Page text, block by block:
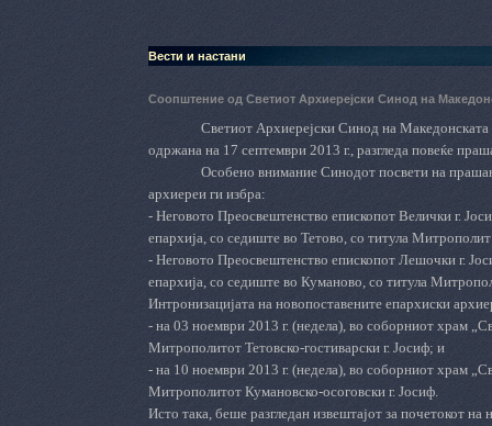
Вести и настани
Соопштение од Светиот Aрхиерејски Синод на
Светиот Aрхиерејски Синод на
одржана на 17 септември 2013 г., разгледа повеќе
Особено внимание Синодот посвети на
архиереи ги избра:
- Неговото Преосвештенство епископот Велички г.
епархија, со седиште во Тетово, со титула
- Неговото Преосвештенство епископот Лешочки г.
епархија, со седиште во Куманово, со титула
Интронизацијата на новопоставените епархиски
- на 03 ноември 2013 г. (недела), во соборниот храм
Митрополитот Тетовско-гостиварски г. Јосиф; и
- на 10 ноември 2013 г. (недела), во соборниот храм
Митрополитот Кумановско-осоговски г. Јосиф.
Исто така, беше разгледан извештајот за почетокот